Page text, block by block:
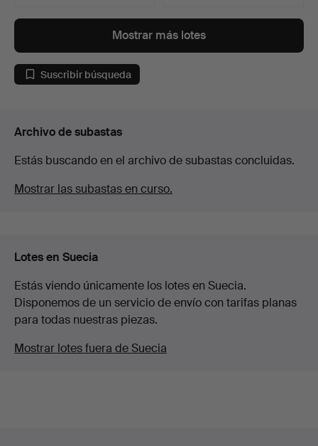
seleccionado
Mostrar más lotes
Suscribir búsqueda
Archivo de subastas
Estás buscando en el archivo de subastas concluidas.
Mostrar las subastas en curso.
Lotes en Suecia
Estás viendo únicamente los lotes en Suecia.
Disponemos de un servicio de envío con tarifas planas
para todas nuestras piezas.
Mostrar lotes fuera de Suecia